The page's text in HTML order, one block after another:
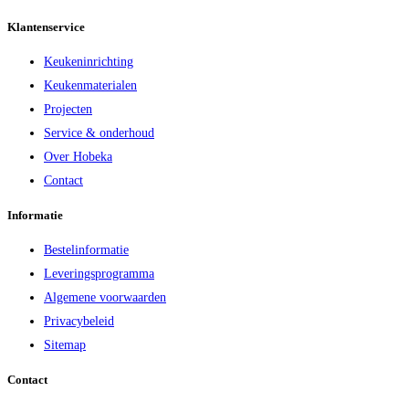
Klantenservice
Keukeninrichting
Keukenmaterialen
Projecten
Service & onderhoud
Over Hobeka
Contact
Informatie
Bestelinformatie
Leveringsprogramma
Algemene voorwaarden
Privacybeleid
Sitemap
Contact